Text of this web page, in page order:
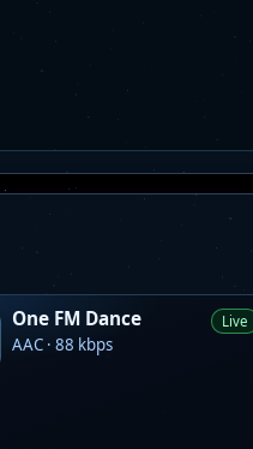
One FM Dance
AAC · 88 kbps
Live